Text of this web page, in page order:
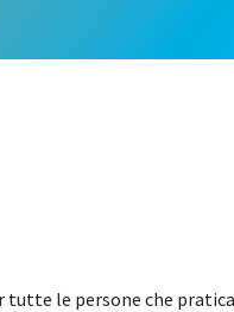
le persone che